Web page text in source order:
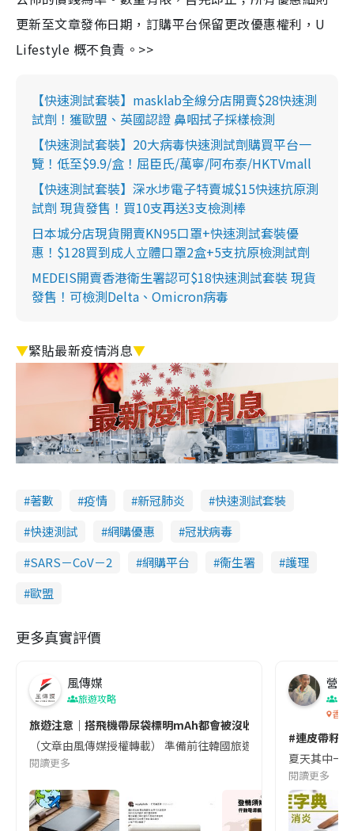
更新至文章發佈日期，訂購平台保留更改優惠權利，U
Lifestyle 概不負責。>>
【快速測試套裝】masklab全線分店開賣$28快速測
試劑！獲歐盟、英國認證 鼻咽拭子採樣檢測
【快速測試套裝】20大病毒快速測試劑購買平台一
覽！低至$9.9/盒！屈臣氏/萬寧/阿布泰/HKTVmall
【快速測試套裝】深水埗電子特賣城$15快速抗原測
試劑 現貨發售！買10支再送3支檢測棒
日本城分店現貨開賣KN95口罩+快速測試套裝優
惠！$128買到成人立體口罩2盒+5支抗原檢測試劑
MEDEIS開賣香港衛生署認可$18快速測試套裝 現貨
發售！可檢測Delta、Omicron病毒
▼緊貼最新疫情消息▼
著數 疫情 新冠肺炎
快速測試套裝
快速測試
網購優惠
冠狀病毒
SARS－CoV－2
網購平台 衞生署
護理
歐盟
更多真實評價
風傳媒
旅遊攻略
旅遊注意｜搭飛機帶尿袋標明mAh都會被沒收😱出發前切記檢查
（文章由風傳媒授權轉載） 準備前往韓國旅遊的民眾，近期要
閱讀更多
營養
香港
#連皮帶籽
夏天其中一
閱讀更多